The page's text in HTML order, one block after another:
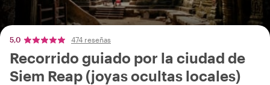
5,0 474 reseñas
Recorrido guiado por la ciudad de
Siem Reap (joyas ocultas locales)